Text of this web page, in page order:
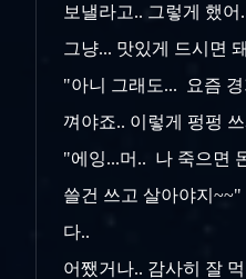
보낼라고.. 그렇게 했
그냥... 맛있게 드시면
"아니 그래도... 요즘
껴야죠.. 이렇게 펑펑
"에잉...머.. 나 죽으면
쓸건 쓰고 살아야지
다..
어쨌거나.. 감사히 잘